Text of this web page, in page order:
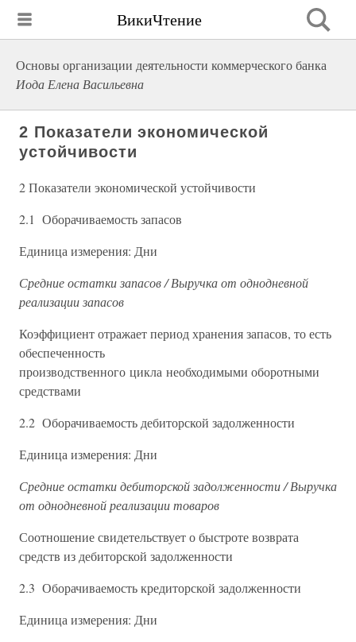
ВикиЧтение
Основы организации деятельности коммерческого банка
Иода Елена Васильевна
2 Показатели экономической
устойчивости
2 Показатели экономической устойчивости
2.1 Оборачиваемость запасов
Единица измерения: Дни
Средние остатки запасов / Выручка от однодневной
реализации запасов
Коэффициент отражает период хранения запасов, то есть
обеспеченность
производственного цикла необходимыми оборотными
средствами
2.2 Оборачиваемость дебиторской задолженности
Единица измерения: Дни
Средние остатки дебиторской задолженности / Выручка
от однодневной реализации товаров
Соотношение свидетельствует о быстроте возврата
средств из дебиторской задолженности
2.3 Оборачиваемость кредиторской задолженности
Единица измерения: Дни